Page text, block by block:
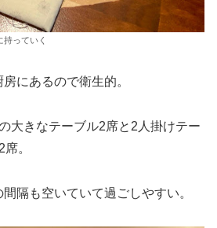
っていく
にあるので衛生的。
大きなテーブル2席と2人掛けテー
。
隔も空いていて過ごしやすい。